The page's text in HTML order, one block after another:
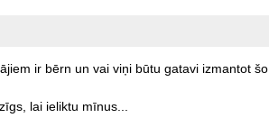
ir bērn un vai viņi būtu gatavi izmantot šo
lai ieliktu mīnus...